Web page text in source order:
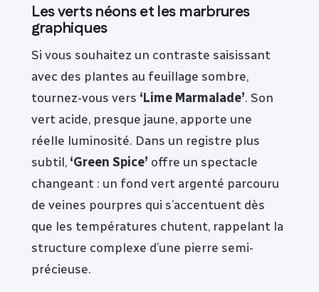
Les verts néons et les marbrures
graphiques
Si vous souhaitez un contraste saisissant
avec des plantes au feuillage sombre,
tournez-vous vers ‘Lime Marmalade’. Son
vert acide, presque jaune, apporte une
réelle luminosité. Dans un registre plus
subtil, ‘Green Spice’ offre un spectacle
changeant : un fond vert argenté parcouru
de veines pourpres qui s’accentuent dès
que les températures chutent, rappelant la
structure complexe d’une pierre semi-
précieuse.